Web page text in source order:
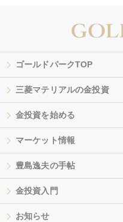
ゴールドパークTOP
三菱マテリアルの金投資
金投資を始める
マーケット情報
豊島逸夫の手帖
金投資入門
お知らせ